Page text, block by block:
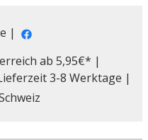
|
ab 5,95€* |
3-8 Werktage |